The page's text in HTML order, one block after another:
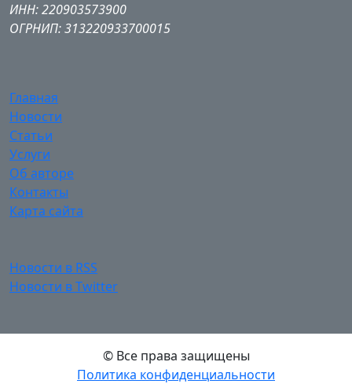
ИНН: 220903573900
ОГРНИП: 313220933700015
Главная
Новости
Статьи
Услуги
Об авторе
Контакты
Карта сайта
Новости в RSS
Новости в Twitter
© Все права защищены
Политика конфиденциальности